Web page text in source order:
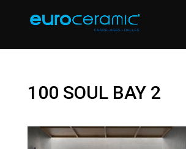
100 SOUL BAY 2